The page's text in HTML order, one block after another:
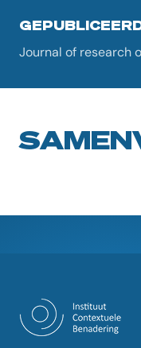
Journal of research